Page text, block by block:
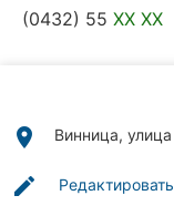
клиники
(0432) 55 XX XX
place Винница,
edit